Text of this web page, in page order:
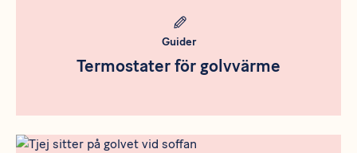
Guider
Termostater för golvvärme
Rådgivning
Meta bild